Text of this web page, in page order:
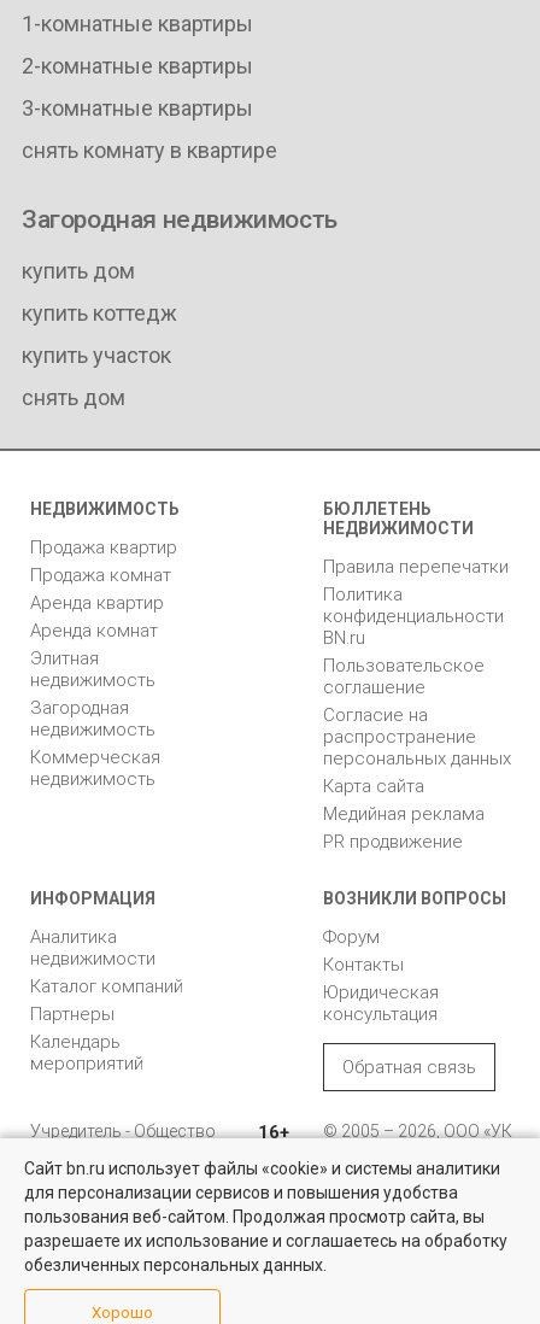
Найти квартиру - это просто!
Выбирайте среди 14 тысяч проверенных вариантов на вторичом
рынке жилья на портале BN.ru
Посмотреть объявления
1-комнатные квартиры
2-комнатные квартиры
3-комнатные квартиры
снять комнату в квартире
Загородная недвижимость
купить дом
купить коттедж
купить участок
снять дом
НЕДВИЖИМОСТЬ
Продажа квартир
Продажа комнат
Аренда квартир
Аренда комнат
Элитная
недвижимость
Загородная
недвижимость
Коммерческая
недвижимость
БЮЛЛЕТЕНЬ
НЕДВИЖИМОСТИ
Правила перепечатки
Политика
конфиденциальности
BN.ru
Пользовательское
соглашение
Согласие на
распространение
персональных данных
Карта сайта
Медийная реклама
PR продвижение
ИНФОРМАЦИЯ
Аналитика
недвижимости
Каталог компаний
Партнеры
Календарь
мероприятий
ВОЗНИКЛИ ВОПРОСЫ
Форум
Контакты
Юридическая
консультация
Обратная связь
Учредитель - Общество
ответственностью
"Управляющая
компания "Бюллетень
недвижимости"
16+
© 2005 – 2026, ООО «УК
196105, Санкт-
Петербург, пр. Юрия
Гагарина, 1
8 (812) 331-93-56
reklama@bn.ru
Сайт bn.ru использует файлы «cookie» и системы аналитики
для персонализации сервисов и повышения удобства
пользования веб-сайтом. Продолжая просмотр сайта, вы
разрешаете их использование и соглашаетесь на обработку
обезличенных персональных данных.
Хорошо